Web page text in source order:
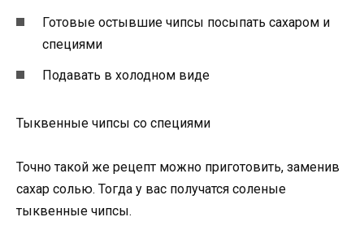
Готовые остывшие чипсы посыпать сахаром и
специями
Подавать в холодном виде
Тыквенные чипсы со специями
Точно такой же рецепт можно приготовить, заменив
сахар солью. Тогда у вас получатся соленые
тыквенные чипсы.